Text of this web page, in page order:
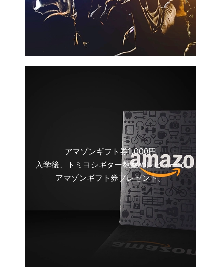
アマゾンギフト券1,000円
入学後、トミヨシギター教室のレビューで
アマゾンギフト券プレゼント。